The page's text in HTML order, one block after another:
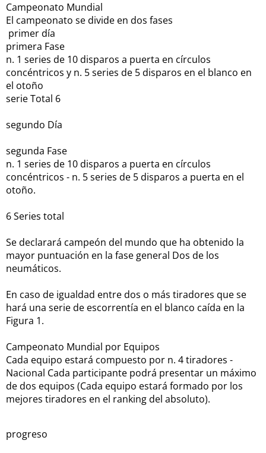
Campeonato Mundial
El campeonato se divide en dos fases
primer día
primera Fase
n. 1 series de 10 disparos a puerta en círculos
concéntricos y n. 5series de 5 disparos en el blanco en
el otoño
serie Total 6
segundo Día
segunda Fase
n. 1 series de 10 disparos a puerta en círculos
concéntricos - n. 5series de 5 disparos a puerta en el
otoño.
6 Series total
Se declarará campeón del mundo que ha obtenido la
mayor puntuación en la fase general Dos de los
neumáticos.
En caso de igualdad entre dos o más tiradores que se
hará una serie de escorrentía en el blanco caída en la
Figura 1.
Campeonato Mundial por Equipos
Cada equipo estará compuesto por n. 4 tiradores -
Nacional Cada participante podrá presentar un máximo
de dos equipos (Cada equipo estará formado por los
mejores tiradores en el ranking del absoluto).
progreso